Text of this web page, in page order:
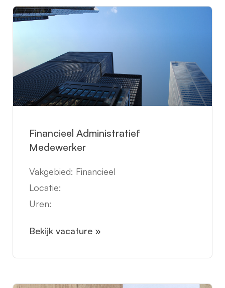
Financieel Administratief
Medewerker
Vakgebied: Financieel
Locatie:
Uren:
Bekijk vacature »